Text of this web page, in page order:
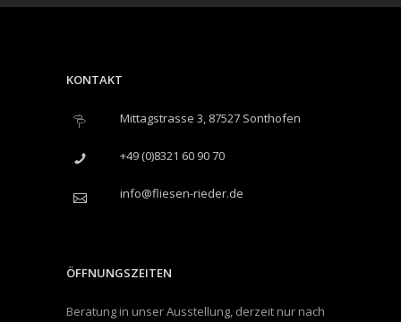
KONTAKT
Mittagstrasse 3, 87527 Sonthofen
+49 (0)8321 60 90 70
info@fliesen-rieder.de
ÖFFNUNGSZEITEN
Beratung in unser Ausstellung, derzeit nur nach